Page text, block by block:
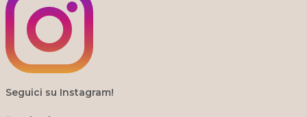
Seguici su Instagram!